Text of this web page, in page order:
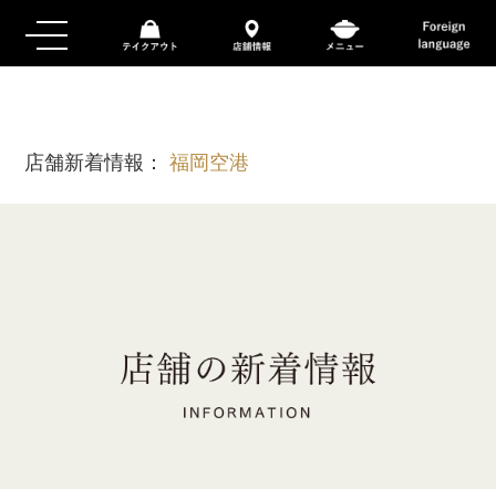
店舗新着情報：福岡空港